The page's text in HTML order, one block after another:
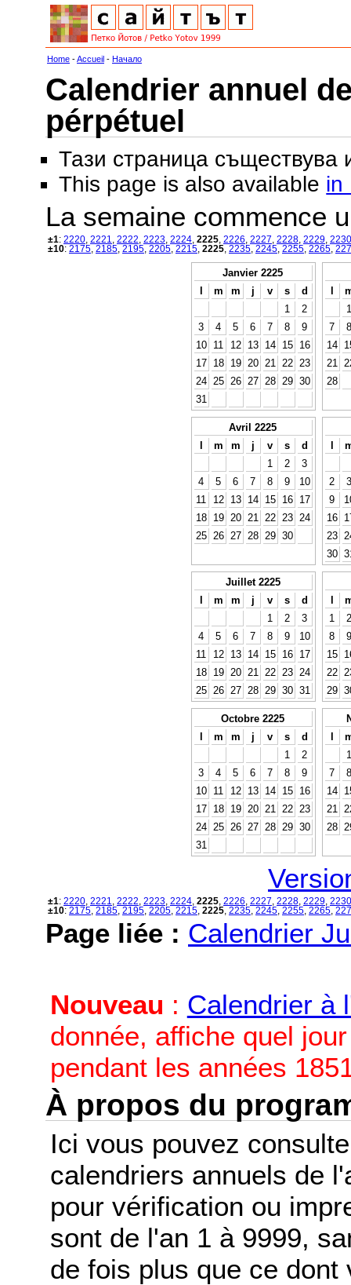
Home -Accueil - Начало
Calendrier annuel
pérpétuel
Тази страница съществува
This page is also available in
La semaine commence
±1: 2220 2221 2222 2223 2224 2225 2226 2227 2228 2229 2230
±10: 2175 2185 2195 2205 2215 2225 2235 2245 2255 2265
Janvier 2225
l
m m j v s
d
1
2
3
4 5 6 7 8
9
10
11 12 13 14 15
16
17
18 19 20 21 22
23
24
25 26 27 28 29 30
31
l
1
7
8
14
21
28
Avril 2225
l
m m j v s
d
1
2
3
4
5 6 7 8 9
10
11
12 13 14 15 16
17
18
19 20 21 22 23
24
25
26 27 28 29 30
l
2
3
9
16
23
30
Juillet 2225
l
m m j v s
d
1
2
3
4
5 6 7 8 9
10
11
12 13 14 15 16
17
18
19 20 21 22 23
24
25
26 27 28 29 30 31
l
1
2
8
9
15
22
29
Octobre 2225
l
m m j v s
d
1
2
3
4 5 6 7 8
9
10
11 12 13 14 15
16
17
18 19 20 21 22
23
24
25 26 27 28 29 30
31
l
1
7
8
14
21
28
±1: 2220 2221 2222 2223 2224 2225 2226 2227 2228 2229 2230
±10: 2175 2185 2195 2205 2215 2225 2235 2245 2255 2265
Page liée : Calendrier
Nouveau : Calendrier à
donnée, affiche quel
pendant les années
À propos du
Ici vous pouvez
calendriers annuels de
pour vérification ou
sont de l'an 1 à 9999,
de fois plus que ce dont